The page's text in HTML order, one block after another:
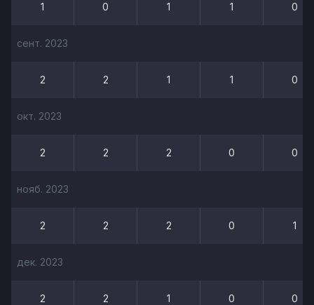
1 0 1 1 0
сент. 2023
2 2 1 1 0
окт. 2023
2 2 2 0 0
нояб. 2023
2 2 2 0 1
дек. 2023
2 2 1 0 0